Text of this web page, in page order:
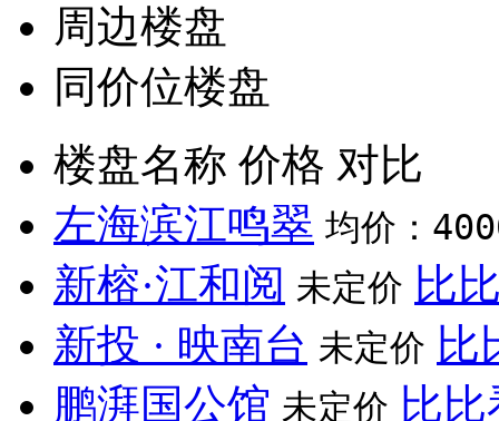
周边楼盘
同价位楼盘
楼盘名称 价格 对比
左海滨江鸣翠 均价：
新榕·江和阅 未定价 比
新投 · 映南台 未定价 比
鹏湃国公馆 未定价 比比